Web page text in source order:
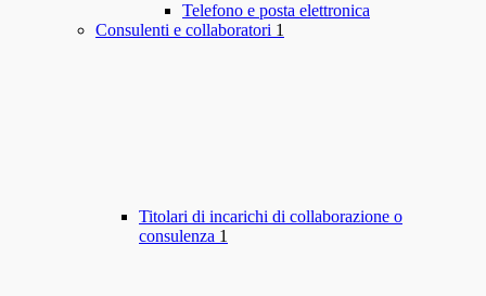
Telefono e posta elettronica
Consulenti e collaboratori 1
Titolari di incarichi di collaborazione o
consulenza 1